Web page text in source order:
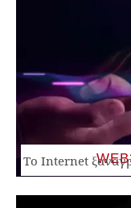
Το Internet